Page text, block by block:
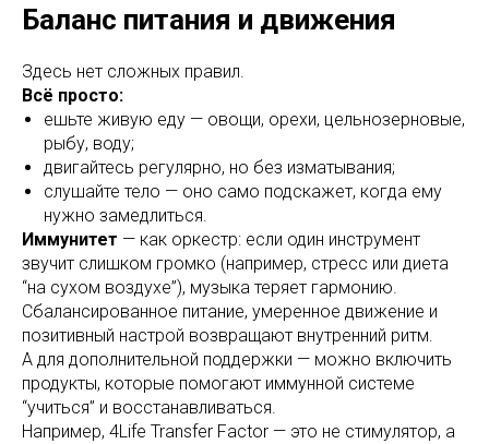
Баланс питания и движения
Здесь нет сложных правил.
Всё просто:
ешьте живую еду — овощи, орехи, цельнозерновые,
рыбу, воду;
двигайтесь регулярно, но без изматывания;
слушайте тело — оно само подскажет, когда ему
нужно замедлиться.
Иммунитет — как оркестр: если один инструмент
звучит слишком громко (например, стресс или диета
“на сухом воздухе”), музыка теряет гармонию.
Сбалансированное питание, умеренное движение и
позитивный настрой возвращают внутренний ритм.
А для дополнительной поддержки — можно включить
продукты, которые помогают иммунной системе
“учиться” и восстанавливаться.
Например, 4Life Transfer Factor — это не стимулятор, а